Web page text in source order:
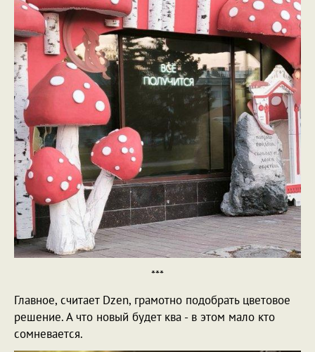
***
Главное, считает Dzen, грамотно подобрать цветовое
решение. А что новый будет ква - в этом мало кто
сомневается.